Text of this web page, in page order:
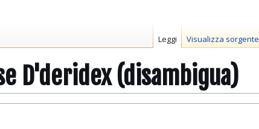
D'deridex (disambigua)
Leggi Visualizza sorgente